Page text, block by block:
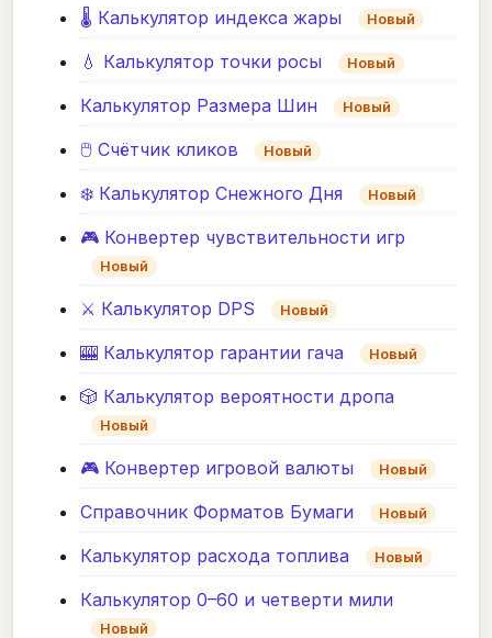
🌡️ Калькулятор индекса жары Новый
💧 Калькулятор точки росы Новый
Калькулятор Размера Шин Новый
🖱️ Счётчик кликов Новый
❄️ Калькулятор Снежного Дня Новый
🎮 Конвертер чувствительности игр
Новый
⚔️ Калькулятор DPS Новый
🎰 Калькулятор гарантии гача Новый
🎲 Калькулятор вероятности дропа
Новый
🎮 Конвертер игровой валюты Новый
Справочник Форматов Бумаги Новый
Калькулятор расхода топлива Новый
Калькулятор 0–60 и четверти мили
Новый